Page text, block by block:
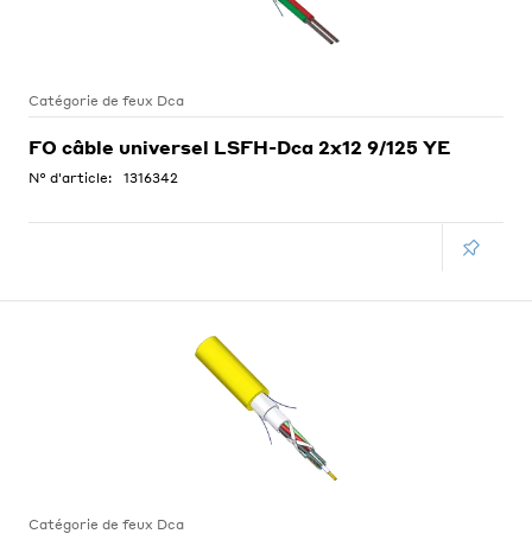
Catégorie de feux Dca
FO câble universel LSFH-Dca 2x12 9/125 YE
N° d'article: 1316342
Catégorie de feux Dca